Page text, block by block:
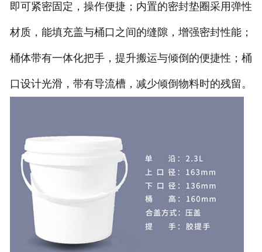
即可紧密固定，操作便捷；内置的密封垫圈采用弹性
材质，能填充盖与桶口之间的缝隙，增强密封性能；
桶体带有一体化把手，提升搬运与倾倒的便捷性；桶
口设计光滑，带有导流槽，减少倾倒物料时的残留。